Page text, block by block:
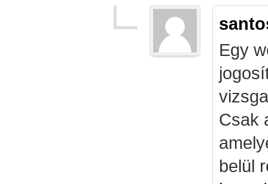
Egy
Csak
belül